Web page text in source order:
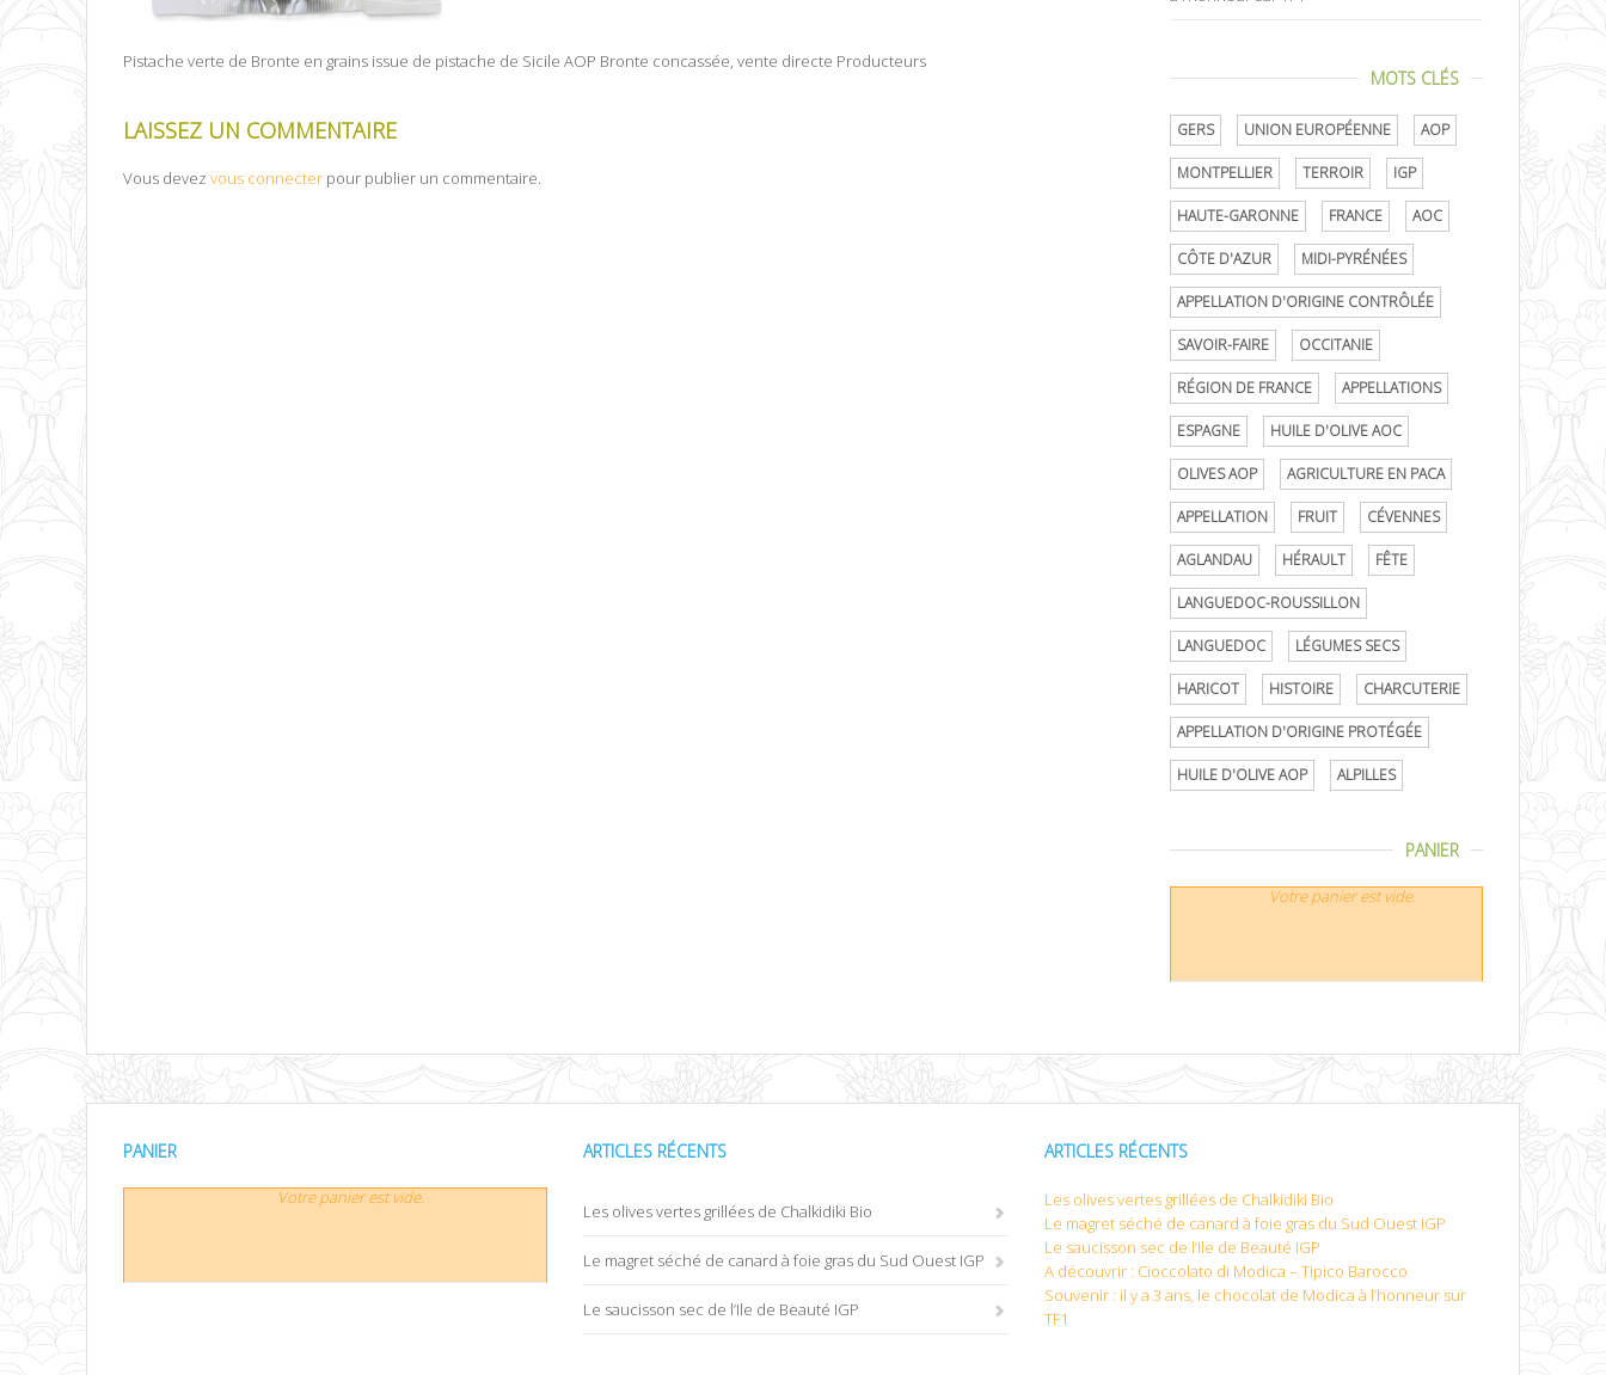
Pistache verte de Bronte en grains issue de pistache de Sicile AOP Bronte concassée, vente directe Producteurs
LAISSEZ UN COMMENTAIRE
Vous devez vous connecter pour publier un commentaire.
MOTS CLÉS
GERS UNION EUROPÉENNE AOP
MONTPELLIER TERROIR IGP
HAUTE-GARONNE FRANCE AOC
CÔTE D'AZUR MIDI-PYRÉNÉES
APPELLATION D'ORIGINE CONTRÔLÉE
SAVOIR-FAIRE OCCITANIE
RÉGION DE FRANCE APPELLATIONS
ESPAGNE HUILE D'OLIVE AOC
OLIVES AOP AGRICULTURE EN PACA
APPELLATION FRUIT CÉVENNES
AGLANDAU HÉRAULT FÊTE
LANGUEDOC-ROUSSILLON
LANGUEDOC LÉGUMES SECS
HARICOT HISTOIRE CHARCUTERIE
APPELLATION D'ORIGINE PROTÉGÉE
HUILE D'OLIVE AOP ALPILLES
PANIER
Votre panier est vide.
PANIER
Votre panier est vide.
ARTICLES RÉCENTS
Les olives vertes grillées de Chalkidiki Bio
Le magret séché de canard à foie gras du Sud Ouest IGP
Le saucisson sec de l’Ile de Beauté IGP
ARTICLES RÉCENTS
Les olives vertes grillées de Chalkidiki Bio
Le magret séché de canard à foie gras du Sud Ouest IGP
Le saucisson sec de l’Ile de Beauté IGP
A découvrir : Cioccolato di Modica – Tipico Barocco
Souvenir : il y a 3 ans, le chocolat de Modica à l’honneur sur
TF1